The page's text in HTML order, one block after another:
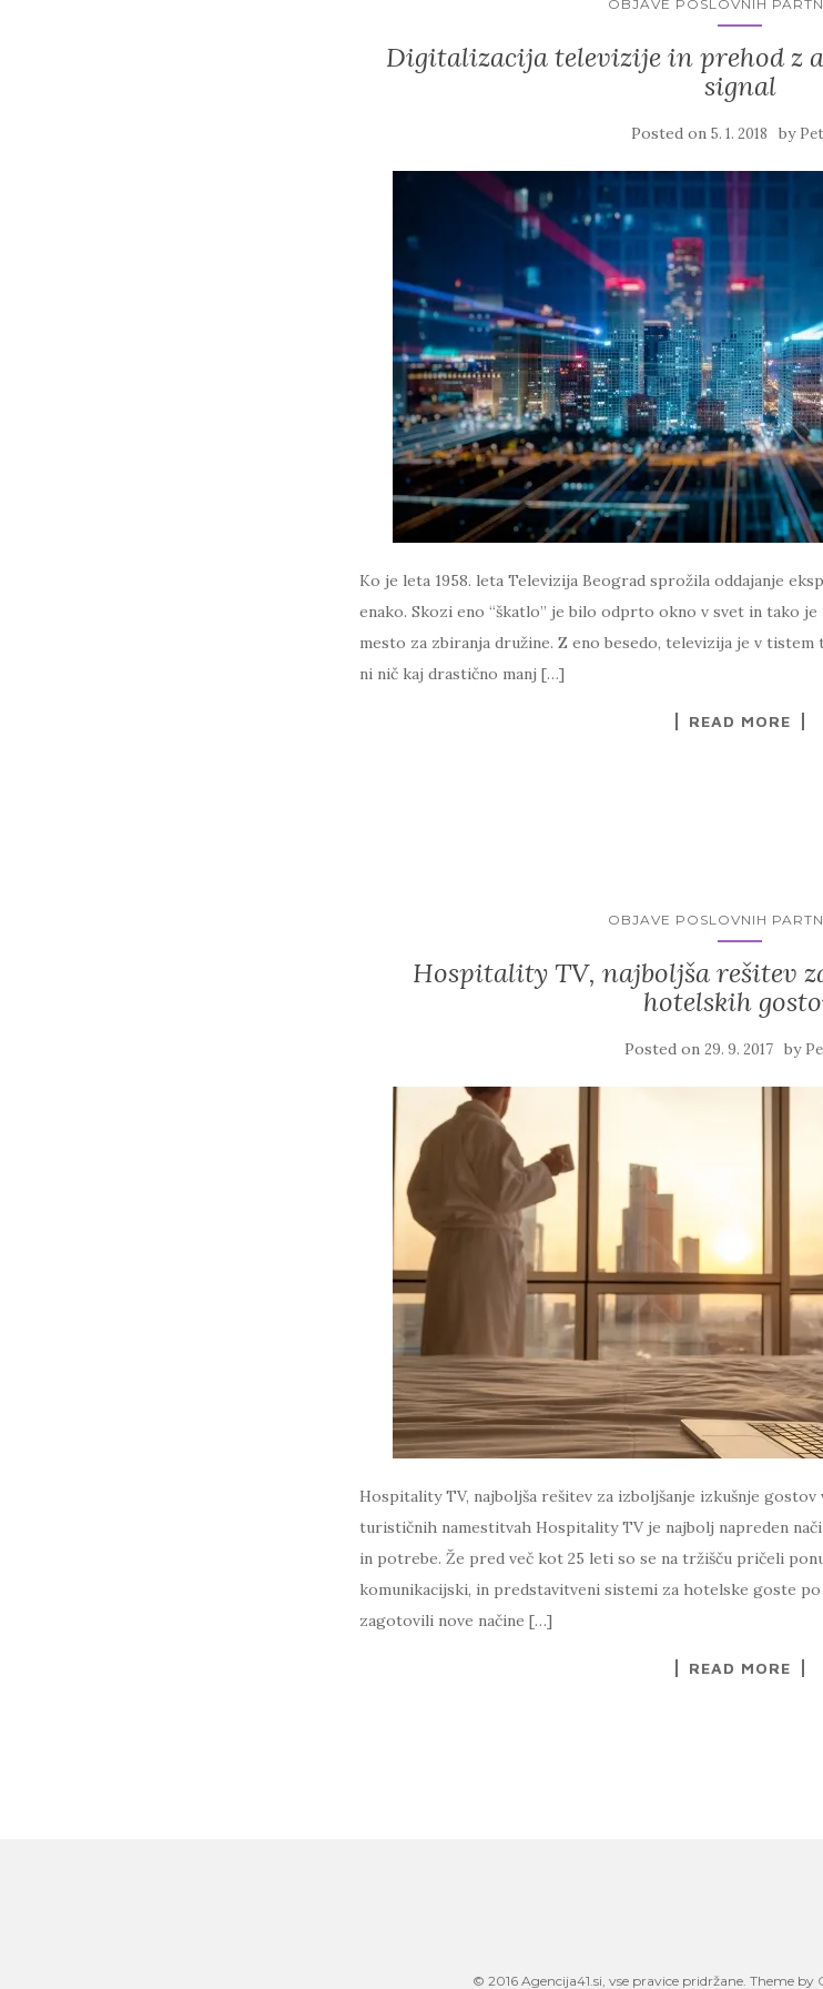
OBJAVE POSLOVNIH
Digitalizacija televizije in prehod z
signal
Posted on 5. 1. 2018 by
Ko je leta 1958. leta Televizija Beograd sprožila oddajanje
enako. Skozi eno “škatlo” je bilo odprto okno v svet in tako
mesto za zbiranja družine. Z eno besedo, televizija je v
ni nič kaj drastično manj […]
READ MORE
OBJAVE POSLOVNIH
Hospitality TV, najboljša rešitev
hotelskih
Posted on 29. 9. 2017 by
Hospitality TV, najboljša rešitev za izboljšanje izkušnje
turističnih namestitvah Hospitality TV je najbolj napreden
in potrebe. Že pred več kot 25 leti so se na tržišču pričeli
komunikacijski, in predstavitveni sistemi za hotelske goste po
zagotovili nove načine […]
READ MORE
© 2016 Agencija41.si, vse pravice pridržane. Theme by